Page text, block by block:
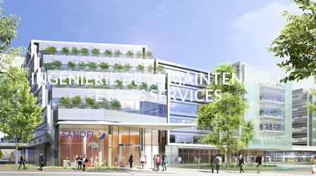
INGÉNIERIE DE LA MAINTENANCE
ET DES SERVICES